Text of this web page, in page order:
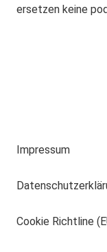
ersetzen keine
Impressum
Cookie Richtline